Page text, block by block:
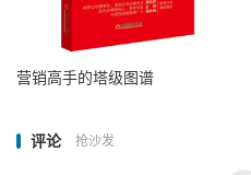
营销高手的塔级图谱
评论 抢沙发